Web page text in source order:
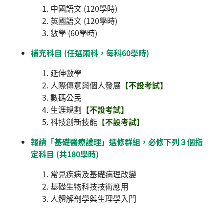
中國語文 (120學時)
英國語文 (120學時)
數學 (60學時)
補充科目 (任選兩科 ，每科60學時)
延伸數學
人際傳意與個人發展 【不設考試】
數碼公民
生涯規劃 【不設考試】
科技創新技能 【不設考試】
報讀「基礎醫療護理」選修群組，必修下列３個指
定科目 (共180學時)
常見疾病及基礎病理改變
基礎生物科技技術應用
人體解剖學與生理學入門